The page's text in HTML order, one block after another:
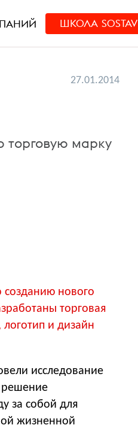
ШКОЛА SOSTAV
27.01.2014
торговую марку
созданию нового
торговая
и дизайн
исследование
решение
за собой для
жизненной